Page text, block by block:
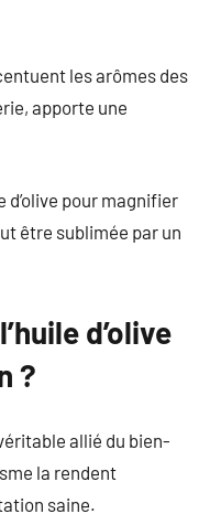
les arômes des
apporte une
d’olive pour magnifier
être sublimée par un
d’olive
?
allié du bien-
la rendent
saine.